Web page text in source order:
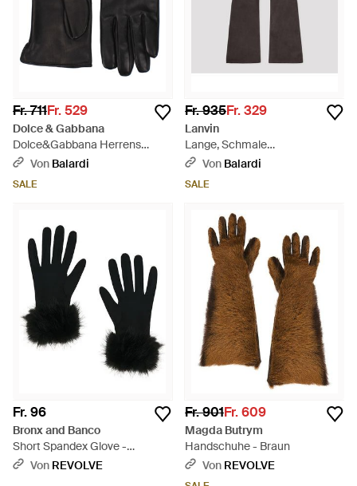
Fr. 711Fr. 529
Dolce & Gabbana
Dolce&Gabbana Herrens
Handschuhe Leder Schwarz -
Von Balardi
SALE
Fr. 935Fr. 329
Lanvin
Lange, Schmale
Wildlederhandschuhe - Braun
Von Balardi
SALE
Fr. 96
Bronx and Banco
Short Spandex Glove -
Schwarz
Von REVOLVE
Fr. 901Fr. 609
Magda Butrym
Handschuhe - Braun
Von REVOLVE